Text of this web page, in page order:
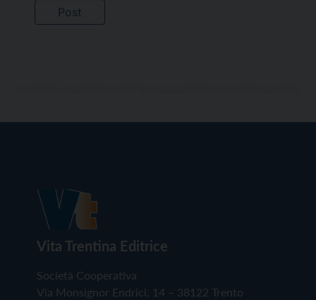
Vita Trentina Editrice
Società Cooperativa
Via Monsignor Endrici, 14 – 38122 Trento